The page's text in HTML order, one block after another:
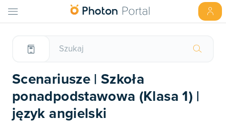
Scenariusze | Szkoła
ponadpodstawowa (Klasa 1) |
język angielski